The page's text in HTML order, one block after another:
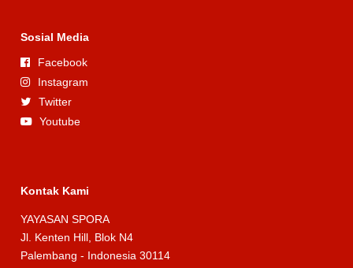
Sosial Media
Facebook
Instagram
Twitter
Youtube
Kontak Kami
YAYASAN SPORA
Jl. Kenten Hill, Blok N4
Palembang - Indonesia 30114